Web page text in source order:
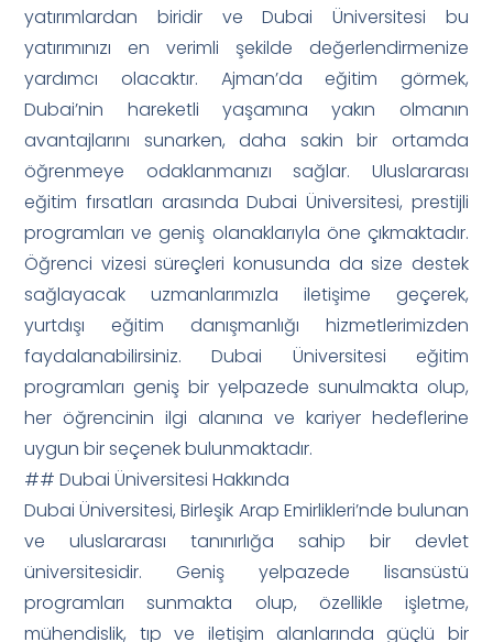
yatırımlardan biridir ve Dubai Üniversitesi bu
yatırımınızı en verimli şekilde değerlendirmenize
yardımcı olacaktır. Ajman’da eğitim görmek,
Dubai’nin hareketli yaşamına yakın olmanın
avantajlarını sunarken, daha sakin bir ortamda
öğrenmeye odaklanmanızı sağlar. Uluslararası
eğitim fırsatları arasında Dubai Üniversitesi, prestijli
programları ve geniş olanaklarıyla öne çıkmaktadır.
Öğrenci vizesi süreçleri konusunda da size destek
sağlayacak uzmanlarımızla iletişime geçerek,
yurtdışı eğitim danışmanlığı hizmetlerimizden
faydalanabilirsiniz. Dubai Üniversitesi eğitim
programları geniş bir yelpazede sunulmakta olup,
her öğrencinin ilgi alanına ve kariyer hedeflerine
uygun bir seçenek bulunmaktadır.
## Dubai Üniversitesi Hakkında
Dubai Üniversitesi, Birleşik Arap Emirlikleri’nde bulunan
ve uluslararası tanınırlığa sahip bir devlet
üniversitesidir. Geniş yelpazede lisansüstü
programları sunmakta olup, özellikle işletme,
mühendislik, tıp ve iletişim alanlarında güçlü bir